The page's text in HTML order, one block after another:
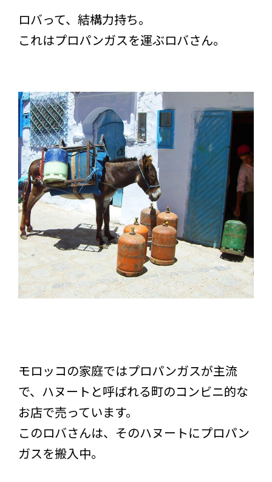
ロバって、結構力持ち。
これはプロパンガスを運ぶロバさん。
モロッコの家庭ではプロパンガスが主流
で、ハヌートと呼ばれる町のコンビニ的な
お店で売っています。
このロバさんは、そのハヌートにプロパン
ガスを搬入中。